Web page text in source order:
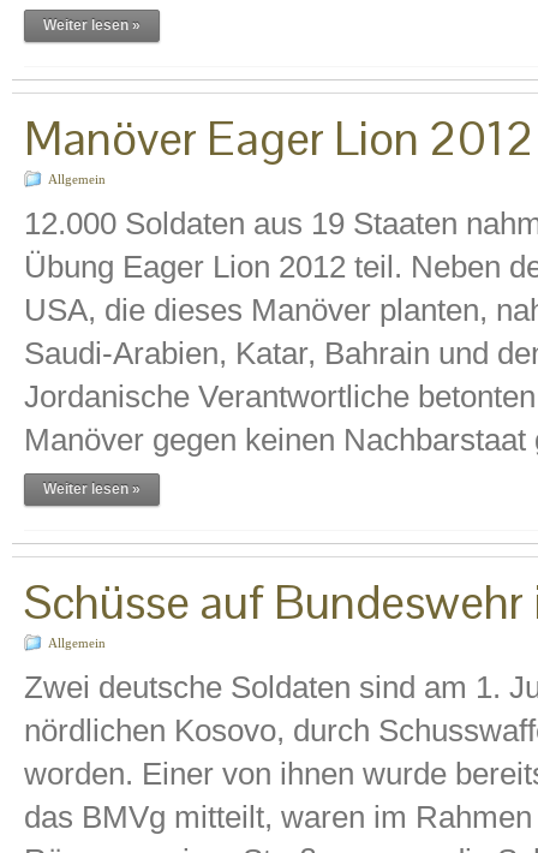
Weiter lesen »
Manöver Eager Lion
Allgemein
12.000 Soldaten aus 19 Staaten
Übung Eager Lion 2012 teil. Neben
USA, die dieses Manöver planten,
Saudi-Arabien, Katar, Bahrain und
Jordanische Verantwortliche
Manöver gegen keinen
Weiter lesen »
Schüsse auf
Allgemein
Zwei deutsche Soldaten sind am 1.
nördlichen Kosovo, durch
worden. Einer von ihnen wurde
das BMVg mitteilt, waren im